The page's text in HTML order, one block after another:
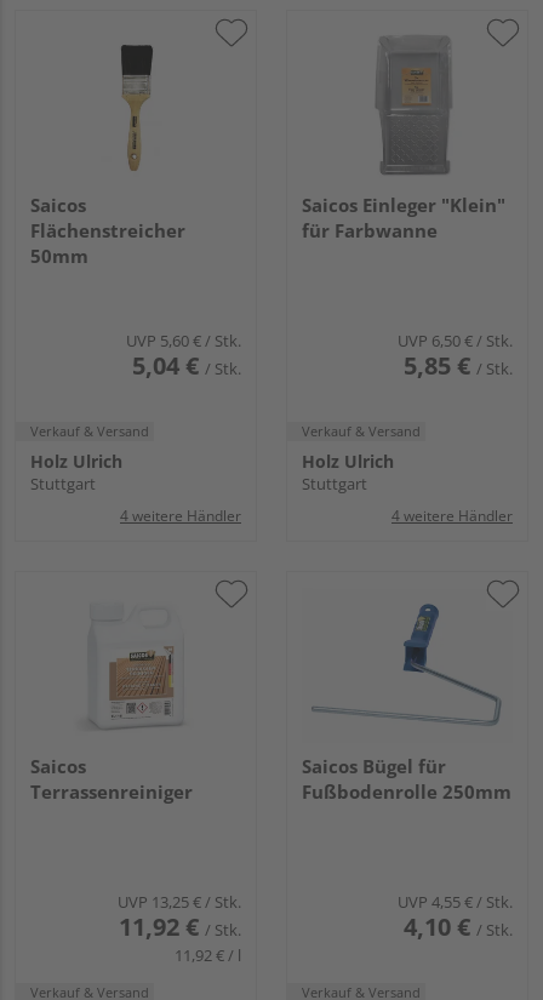
Saicos
Flächenstreicher
50mm
UVP 5,60 €/ Stk.
5,04 € / Stk.
Verkauf & Versand
Holz Ulrich
Stuttgart
4 weitere Händler
Saicos Einleger "Klein"
für Farbwanne
UVP 6,50 €/ Stk.
5,85 € / Stk.
Verkauf & Versand
Holz Ulrich
Stuttgart
4 weitere Händler
Saicos
Terrassenreiniger
UVP 13,25 €/ Stk.
11,92 € / Stk.
11,92 € / l
Verkauf & Versand
Saicos Bügel für
Fußbodenrolle 250mm
UVP 4,55 €/ Stk.
4,10 € / Stk.
Verkauf & Versand